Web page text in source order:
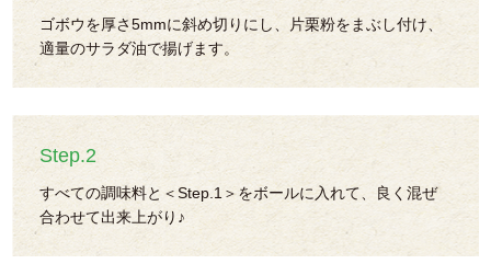
ゴボウを厚さ5mmに斜め切りにし、片栗粉をまぶし付け、
適量のサラダ油で揚げます。
Step.2
すべての調味料と＜Step.1＞をボールに入れて、良く混ぜ
合わせて出来上がり♪